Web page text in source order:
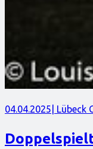
04.04.2025 |